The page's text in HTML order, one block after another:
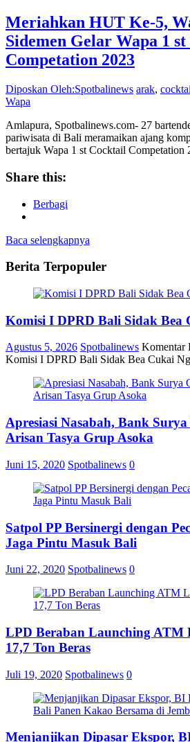
Meriahkan HUT Ke-5,
Sidemen Gelar Wapa 1
Competation 2023
Diposkan Oleh:Spotbalinews arak,
Wapa
Amlapura, Spotbalinews.com- 27
pariwisata di Bali meramaikan ajang
bertajuk Wapa 1 st Cocktail Competation
Share this:
Berbagi
Baca selengkapnya
Berita Terpopuler
Komisi I DPRD Bali Sidak Bea
Agustus 5, 2026 Spotbalinews Komentar
Komisi I DPRD Bali Sidak Bea Cukai
Apresiasi Nasabah, Bank
Arisan Tasya Grup Asoka
Juni 15, 2020 Spotbalinews 0
Satpol PP Bersinergi dengan
Jaga Pintu Masuk Bali
Juni 22, 2020 Spotbalinews 0
LPD Beraban Launching ATM
17,7 Ton Beras
Juli 19, 2020 Spotbalinews 0
Menjanjikan Dipasar Ekspor,